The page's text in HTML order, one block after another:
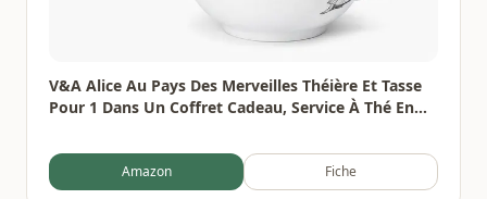
V&A Alice Au Pays Des Merveilles Théière Et Tasse
Pour 1 Dans Un Coffret Cadeau, Service À Thé En
Amazon Fiche